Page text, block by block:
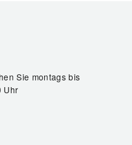
Sie montags bis
Uhr